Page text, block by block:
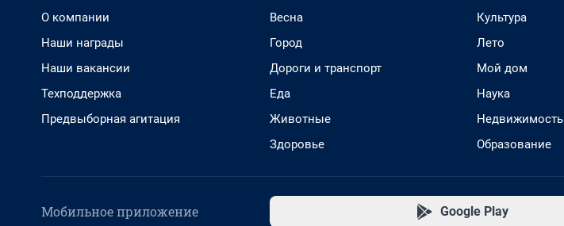
О компании
Наши награды
Наши вакансии
Техподдержка
Предвыборная агитация
Весна
Город
Дороги и транспорт
Еда
Животные
Здоровье
Культура
Лето
Мой дом
Наука
Недвижимость
Образование
Мобильное приложение Google Play